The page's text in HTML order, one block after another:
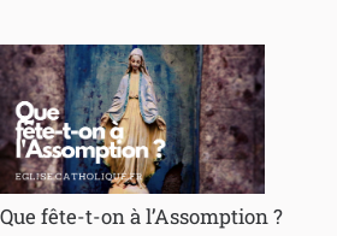
Que fête-t-on à l’Assomption ?